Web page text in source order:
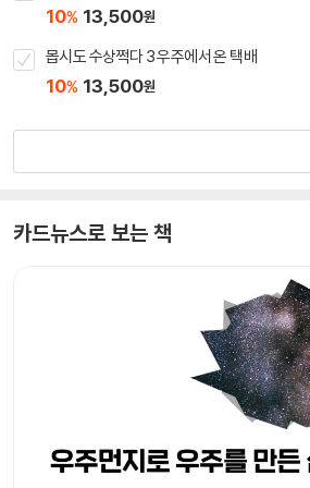
10% 13,500원
몹시도 수상쩍다 3 우주에서 온 택배
10% 13,500원
카드뉴스로 보는 책